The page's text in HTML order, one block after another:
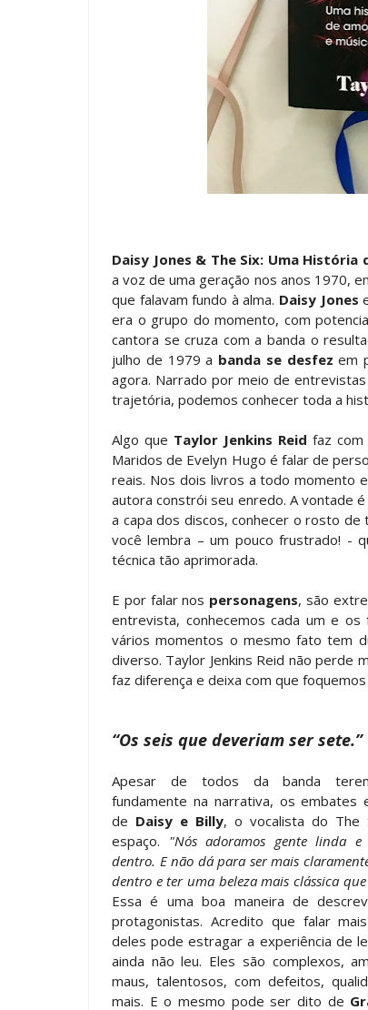
Daisy Jones & The Six: Uma História
a voz de uma geração nos anos 1970,
que falavam fundo à alma. Daisy Jones
era o grupo do momento, com
cantora se cruza com a banda o
julho de 1979 a banda se desfezem
agora. Narrado por meio de
trajetória, podemos conhecer toda a
Algo que Taylor Jenkins Reid faz com
Maridos de Evelyn Hugo é falar de
reais. Nos dois livros a todo momento
autora constrói seu enredo. A vontade
a capa dos discos, conhecer o rosto de
você lembra – um pouco frustrado! -
técnica tão aprimorada.
E por falar nos personagens, são
entrevista, conhecemos cada um e
vários momentos o mesmo fato tem
diverso. Taylor Jenkins Reid não perde
faz diferença e deixa com que
“Os seis que deveriam ser sete.”
Apesar de todos da banda
fundamente na narrativa, os embates
de Daisy e Billy, o vocalista do The
espaço. "Nós adoramos gente linda
dentro. E não dá para ser mais
dentro e ter uma beleza mais clássica que
Essa é uma boa maneira de
protagonistas. Acredito que falar
deles pode estragar a experiência de
ainda não leu. Eles são complexos,
maus, talentosos, com defeitos,
mais. E o mesmo pode ser dito de